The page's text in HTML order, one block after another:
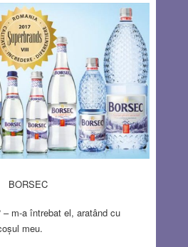
BORSEC
m-a întrebat el, aratând cu
meu.